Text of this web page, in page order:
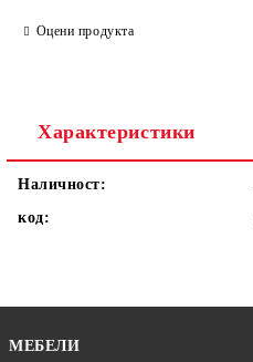
Оцени продукта
Характеристики
Наличност:
код:
МЕБЕЛИ